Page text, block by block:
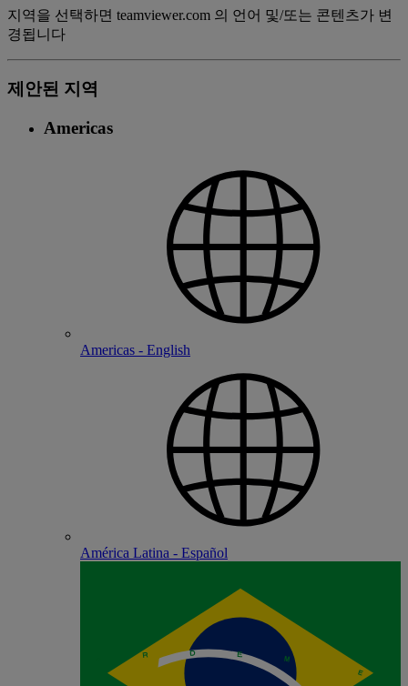
지역을 선택하면 teamviewer.com 의 언어 및/또는 콘텐츠가 변
경됩니다
제안된 지역
Americas
Americas - English
América Latina - Español